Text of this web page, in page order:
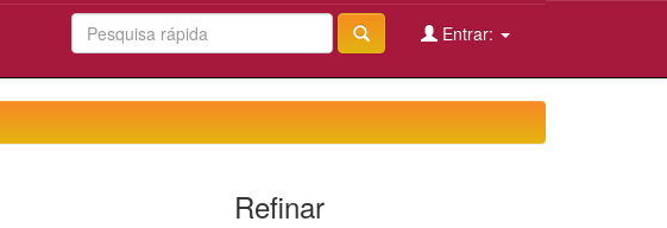
Entrar:
Refinar